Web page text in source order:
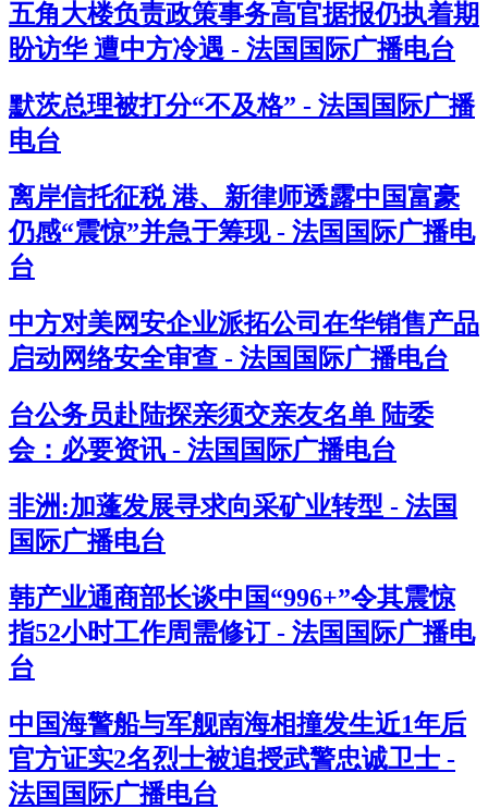
五角大楼负责政策事务高官据报仍执着期
盼访华 遭中方冷遇 - 法国国际广播电台
默茨总理被打分“不及格” - 法国国际广播
电台
离岸信托征税 港、新律师透露中国富豪
仍感“震惊”并急于筹现 - 法国国际广播电
台
中方对美网安企业派拓公司在华销售产品
启动网络安全审查 - 法国国际广播电台
台公务员赴陆探亲须交亲友名单 陆委
会：必要资讯 - 法国国际广播电台
非洲:加蓬发展寻求向采矿业转型 - 法国
国际广播电台
韩产业通商部长谈中国“996+”令其震惊
指52小时工作周需修订 - 法国国际广播电
台
中国海警船与军舰南海相撞发生近1年后
官方证实2名烈士被追授武警忠诚卫士 -
法国国际广播电台